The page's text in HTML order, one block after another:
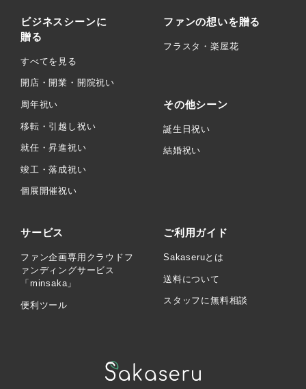
ビジネスシーンに
贈る
すべてを見る
開店・開業・開院祝い
周年祝い
移転・引越し祝い
就任・昇進祝い
竣工・落成祝い
個展開催祝い
ファンの想いを贈る
フラスタ・楽屋花
その他シーン
誕生日祝い
結婚祝い
サービス
ファン企画専用クラウドフ
ァンディングサービス
「minsaka」
便利ツール
ご利用ガイド
Sakaseruとは
送料について
スタッフに無料相談